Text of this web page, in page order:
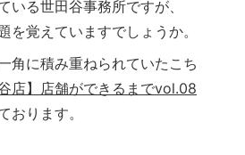
いる世田谷事務所ですが、
を覚えていますでしょうか。
角に積み重ねられていたこち
谷店】店舗ができるまでvol.08
おります。